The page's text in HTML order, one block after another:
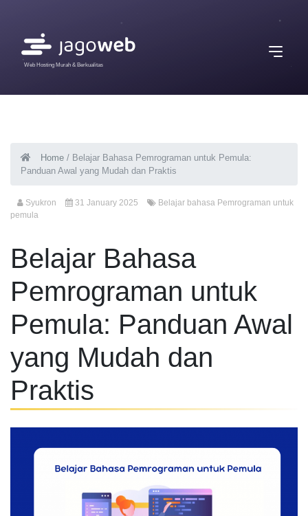
Web Hosting Murah & Berkualitas
Home / Belajar Bahasa Pemrograman untuk Pemula:
Panduan Awal yang Mudah dan Praktis
Syukron 31 January 2025
Belajar bahasa Pemrograman untuk
pemula
Belajar Bahasa
Pemrograman untuk
Pemula: Panduan Awal
yang Mudah dan
Praktis